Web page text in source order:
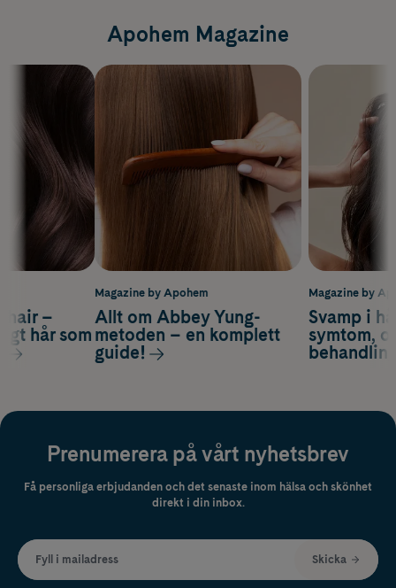
Apohem Magazine
Magazine by
Svamp i
symtom,
hair –
hår som
Magazine by Apohem
Allt om Abbey Yung-
metoden – en komplett
guide!
Prenumerera på vårt nyhetsbrev
Få personliga erbjudanden och det senaste inom hälsa och skönhet
direkt i din inbox.
Fyll i mailadress Skicka